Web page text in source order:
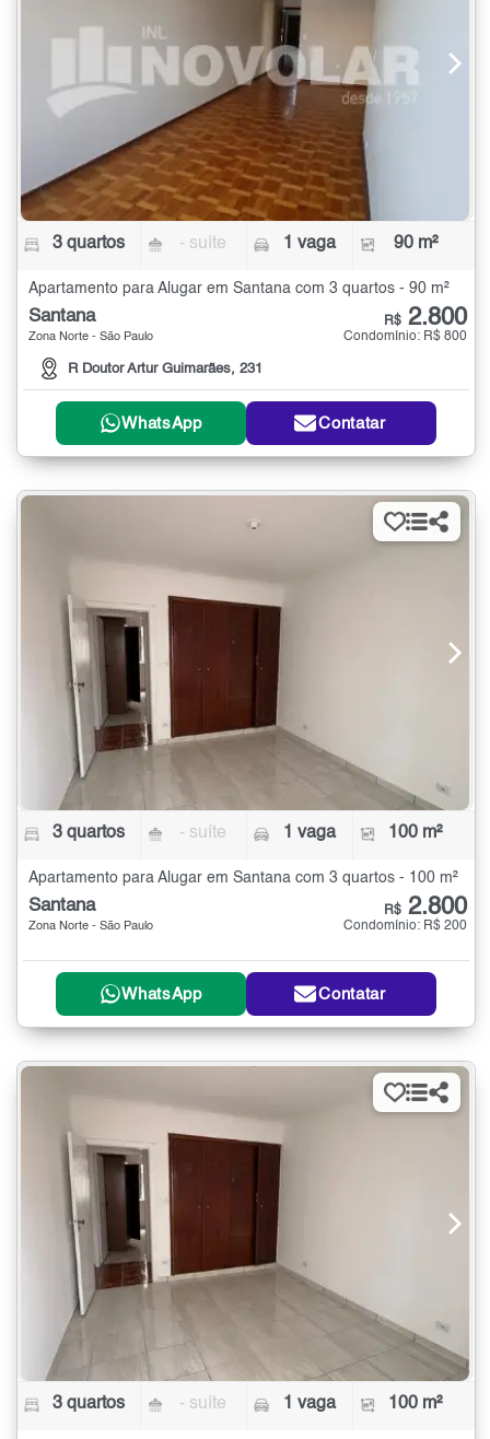
3 quartos - suíte 1 vaga 90 m²
Apartamento para Alugar em Santana com 3 quartos - 90 m²
Santana
Zona Norte - São Paulo
R Doutor Artur Guimarães, 231
R$ 2.800
Condomínio: R$ 800
WhatsApp Contatar
3 quartos - suíte 1 vaga 100 m²
Apartamento para Alugar em Santana com 3 quartos - 100 m²
Santana
Zona Norte - São Paulo
R$ 2.800
Condomínio: R$ 200
WhatsApp Contatar
3 quartos - suíte 1 vaga 100 m²